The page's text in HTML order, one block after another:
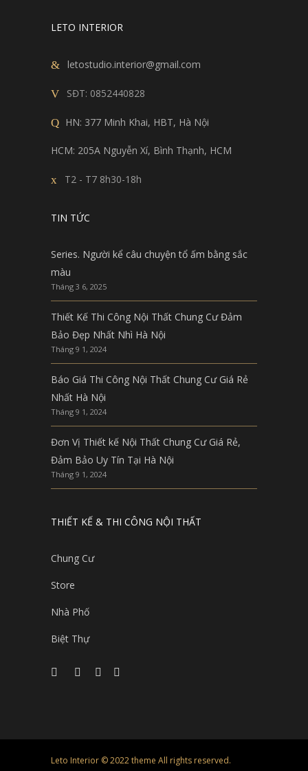
LETO INTERIOR
letostudio.interior@gmail.com
SĐT: 0852440828
HN: 377 Minh Khai, HBT, Hà Nội
HCM: 205A Nguyễn Xí, Bình Thạnh, HCM
T2 - T7 8h30-18h
TIN TỨC
Series. Người kể câu chuyện tổ ấm bằng sắc
màu
Tháng 3 6, 2025
Thiết Kế Thi Công Nội Thất Chung Cư Đảm
Bảo Đẹp Nhất Nhì Hà Nội
Tháng 9 1, 2024
Báo Giá Thi Công Nội Thất Chung Cư Giá Rẻ
Nhất Hà Nội
Tháng 9 1, 2024
Đơn Vị Thiết kế Nội Thất Chung Cư Giá Rẻ,
Đảm Bảo Uy Tín Tại Hà Nội
Tháng 9 1, 2024
THIẾT KẾ & THI CÔNG NỘI THẤT
Chung Cư
Store
Nhà Phố
Biệt Thự
Leto Interior © 2022 theme All rights reserved.